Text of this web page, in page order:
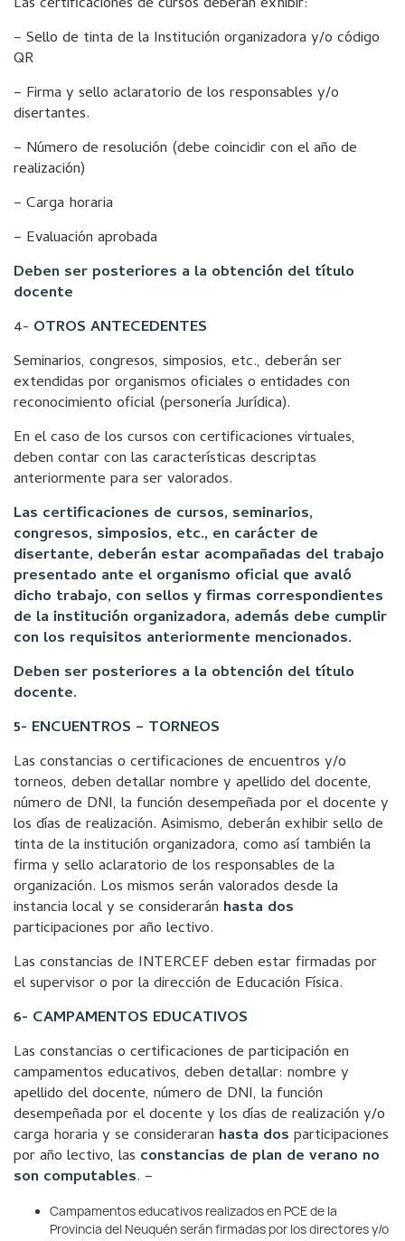
– Sello de tinta de la Institución organizadora y/o código
QR
– Firma y sello aclaratorio de los responsables y/o
disertantes.
– Número de resolución (debe coincidir con el año de
realización)
– Carga horaria
– Evaluación aprobada
Deben ser posteriores a la obtención del título
docente
4- OTROS ANTECEDENTES
Seminarios, congresos, simposios, etc., deberán ser
extendidas por organismos oficiales o entidades con
reconocimiento oficial (personería Jurídica).
En el caso de los cursos con certificaciones virtuales,
deben contar con las características descriptas
anteriormente para ser valorados.
Las certificaciones de cursos, seminarios,
congresos, simposios, etc., en carácter de
disertante, deberán estar acompañadas del trabajo
presentado ante el organismo oficial que avaló
dicho trabajo, con sellos y firmas correspondientes
de la institución organizadora, además debe cumplir
con los requisitos anteriormente mencionados.
Deben ser posteriores a la obtención del título
docente.
5- ENCUENTROS – TORNEOS
Las constancias o certificaciones de encuentros y/o
torneos, deben detallar nombre y apellido del docente,
número de DNI, la función desempeñada por el docente y
los días de realización. Asimismo, deberán exhibir sello de
tinta de la institución organizadora, como así también la
firma y sello aclaratorio de los responsables de la
organización. Los mismos serán valorados desde la
instancia local y se considerarán hasta dos
participaciones por año lectivo.
Las constancias de INTERCEF deben estar firmadas por
el supervisor o por la dirección de Educación Física.
6- CAMPAMENTOS EDUCATIVOS
Las constancias o certificaciones de participación en
campamentos educativos, deben detallar: nombre y
apellido del docente, número de DNI, la función
desempeñada por el docente y los días de realización y/o
carga horaria y se consideraran hasta dos participaciones
por año lectivo, las constancias de plan de verano no
son computables. –
Campamentos educativos realizados en PCE de la
Provincia del Neuquén serán firmadas por los directores y/o